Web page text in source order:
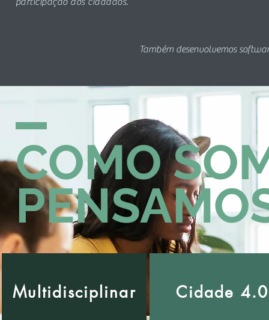
Também desenvolvemos
COMO
Multidisciplinar Cidade 4.0